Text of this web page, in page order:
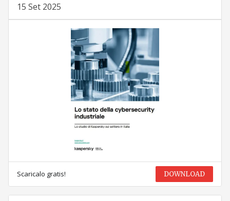
15 Set 2025
Scaricalo gratis! DOWNLOAD